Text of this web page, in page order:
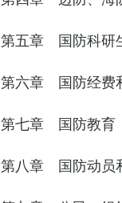
第五章 国防科研
第六章 国防经费
第七章 国防教育
第八章 国防动员